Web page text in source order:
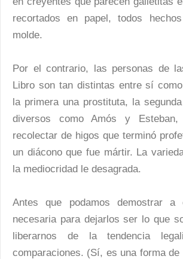
recortados en papel, todos
molde.
Por el contrario, las personas de
Libro son tan distintas entre sí
la primera una prostituta, la
diversos como Amós y
recolectar de higos que terminó
un diácono que fue mártir. La
la mediocridad le desagrada.
Antes que podamos demostrar
necesaria para dejarlos ser lo que
liberarnos de la tendencia
comparaciones. (Sí, es una forma de